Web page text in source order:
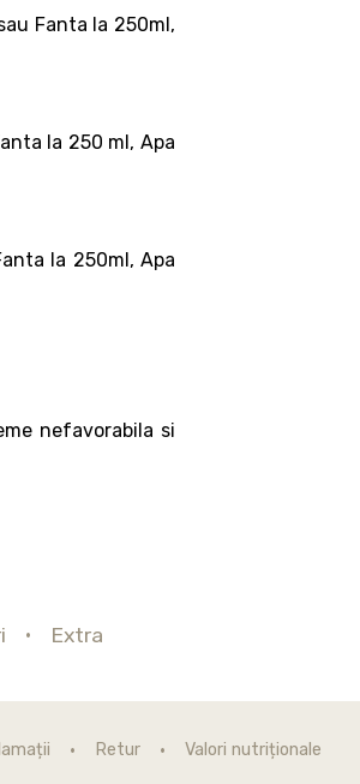
Fanta la 250ml,
la 250 ml, Apa
la 250ml, Apa
nefavorabila si
Extra
Retur Valori nutriționale